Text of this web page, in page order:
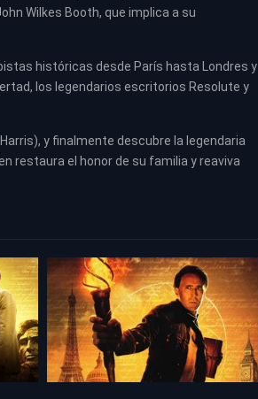
Wilkes Booth, que implica a su
históricas desde París hasta Londres y
los legendarios escritorios Resolute y
y finalmente descubre la legendaria
restaura el honor de su familia y reaviva